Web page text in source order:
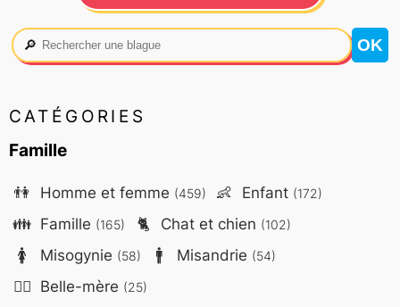
🔎
CATÉGORIES
Famille
👫 Homme et femme (459) 👶 Enfant (172)
👪 Famille (165) 🐈 Chat et chien (102)
🚺 Misogynie (58) 🚹 Misandrie (54)
🤷‍♀️ Belle-mère (25)